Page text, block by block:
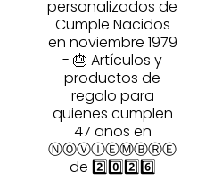
personalizados de
Cumple Nacidos
en noviembre 1979
- 🎂 Artículos y
productos de
regalo para
quienes cumplen
47 años en
ⓃⓄⓋⒾⒺⓂⒷⓇⒺ
de 2️⃣0️⃣2️⃣6️⃣